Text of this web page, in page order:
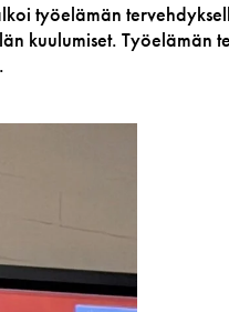
työelämän
kuulumiset. Työelämän